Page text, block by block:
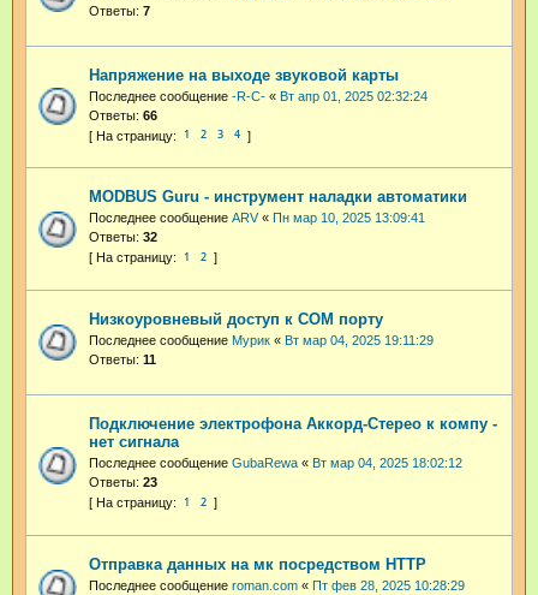
Ответы: 7
Напряжение на выходе звуковой карты
Последнее сообщение -R-C- « Вт апр 01, 2025 02:32:24
Ответы: 66
1 2 3 4
MODBUS Guru - инструмент наладки автоматики
Последнее сообщение ARV« Пн мар 10, 2025 13:09:41
Ответы: 32
1 2
Низкоуровневый доступ к СОМ порту
Последнее сообщение Мурик « Вт мар 04, 2025 19:11:29
Ответы: 11
Подключение электрофона Аккорд-Стерео к компу -
нет сигнала
Последнее сообщение GubaRewa « Вт мар 04, 2025 18:02:12
Ответы: 23
1 2
Отправка данных на мк посредством HTTP
Последнее сообщение roman.com « Пт фев 28, 2025 10:28:29